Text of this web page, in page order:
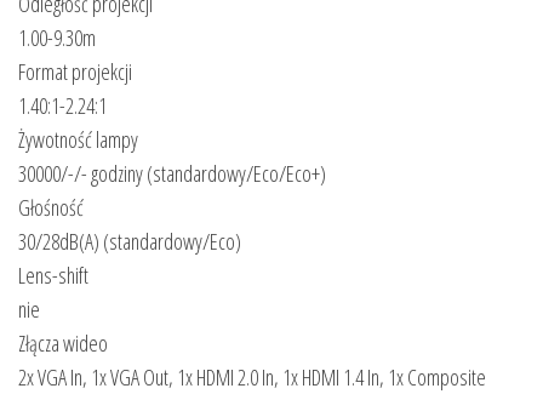
1.00-9.30m
Format projekcji
1.40:1-2.24:1
Żywotność lampy
30000/​-/​- godziny (standardowy/​Eco/​Eco+)
Głośność
30/​28dB(A) (standardowy/​Eco)
Lens-shift
nie
Złącza wideo
2x VGA In, 1x VGA Out, 1x HDMI 2.0 In, 1x HDMI 1.4 In, 1x Composite